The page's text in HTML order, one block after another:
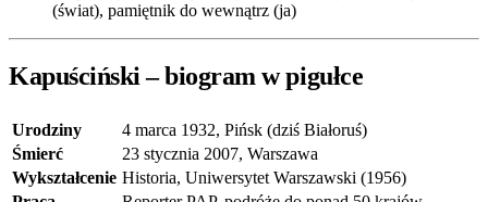
(świat), pamiętnik do wewnątrz (ja)
Kapuściński – biogram w pigułce
Urodziny
4 marca 1932, Pińsk (dziś Białoruś)
Śmierć
23 stycznia 2007, Warszawa
Wykształcenie Historia, Uniwersytet Warszawski (1956)